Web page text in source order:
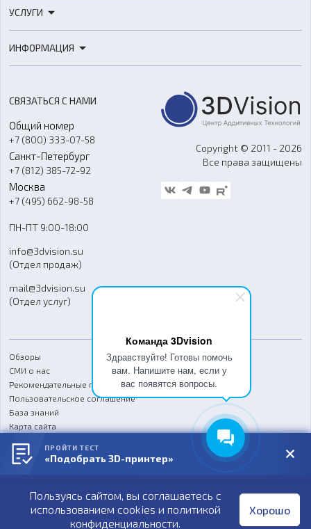
Команда 3Dvision
Здравствуйте! Готовы помочь
вам. Напишите нам, если у
вас появятся вопросы.
3D-сканеры
Расходные материалы
Оборудование и материалы для вакуумного литья
Аксессуары и прочее оборудование
Программное обеспечение
УСЛУГИ
3D-моделирование
Ремонт и услуги
ИНФОРМАЦИЯ
О компании
Контакты
Гос. закупки
Стать дилером
Блог
FAQ
СВЯЗАТЬСЯ С НАМИ
Общий номер
+7 (800) 333-07-58
Санкт-Петербург
+7 (812) 385-72-92
Москва
+7 (495) 662-98-58
ПН-ПТ 9:00-18:00
info@3dvision.su
(Отдел продаж)
mail@3dvision.su
(Отдел услуг)
Copyright © 2011 - 2026
Все права защищены
Обзоры
СМИ о нас
Рекомендательные письма
Пользовательское соглашение
База знаний
Карта сайта
Согласие на обработку персональных данных
Публичная оферта
Пользуясь сайтом, вы соглашаетесь с
использованием cookies и политикой
конфиденциальности.
Хорошо
ПРОЙТИ ТЕСТ
«Подобрать 3D-принтер»